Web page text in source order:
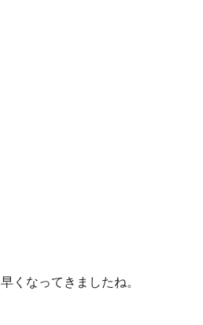
くなってきましたね。